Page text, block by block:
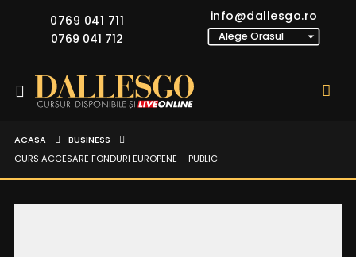
0769 041 711
0769 041 712
info@dallesgo.ro
ACASA
BUSINESS
CURS ACCESARE FONDURI EUROPENE – PUBLIC